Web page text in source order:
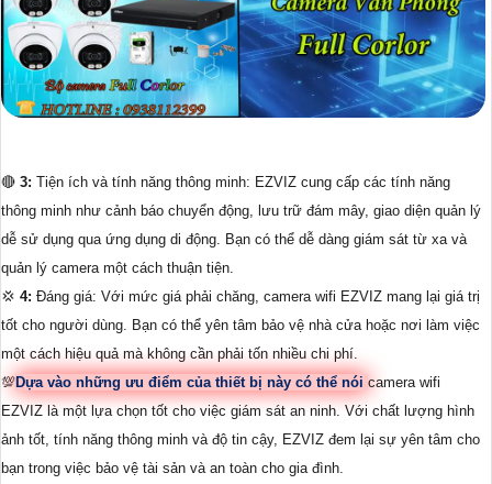
🔴 3: Tiện ích và tính năng thông minh: EZVIZ cung cấp các tính năng
thông minh như cảnh báo chuyển động, lưu trữ đám mây, giao diện quản lý
dễ sử dụng qua ứng dụng di động. Bạn có thể dễ dàng giám sát từ xa và
quản lý camera một cách thuận tiện.
💢 4: Đáng giá: Với mức giá phải chăng, camera wifi EZVIZ mang lại giá trị
tốt cho người dùng. Bạn có thể yên tâm bảo vệ nhà cửa hoặc nơi làm việc
một cách hiệu quả mà không cần phải tốn nhiều chi phí.
💯Dựa vào những ưu điểm của thiết bị này có thể nói camera wifi
EZVIZ là một lựa chọn tốt cho việc giám sát an ninh. Với chất lượng hình
ảnh tốt, tính năng thông minh và độ tin cậy, EZVIZ đem lại sự yên tâm cho
bạn trong việc bảo vệ tài sản và an toàn cho gia đình.